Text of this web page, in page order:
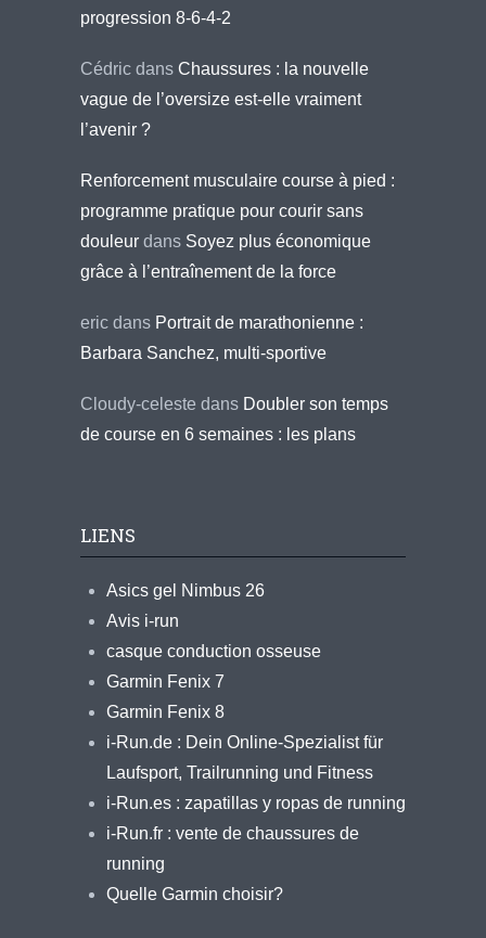
progression 8-6-4-2
Cédric dans Chaussures : la nouvelle
vague de l’oversize est-elle vraiment
l’avenir ?
Renforcement musculaire course à pied :
programme pratique pour courir sans
douleur dans Soyez plus économique
grâce à l’entraînement de la force
eric dans Portrait de marathonienne :
Barbara Sanchez, multi-sportive
Cloudy-celeste dans Doubler son temps
de course en 6 semaines : les plans
LIENS
Asics gel Nimbus 26
Avis i-run
casque conduction osseuse
Garmin Fenix 7
Garmin Fenix 8
i-Run.de : Dein Online-Spezialist für
Laufsport, Trailrunning und Fitness
i-Run.es : zapatillas y ropas de running
i-Run.fr : vente de chaussures de
running
Quelle Garmin choisir?